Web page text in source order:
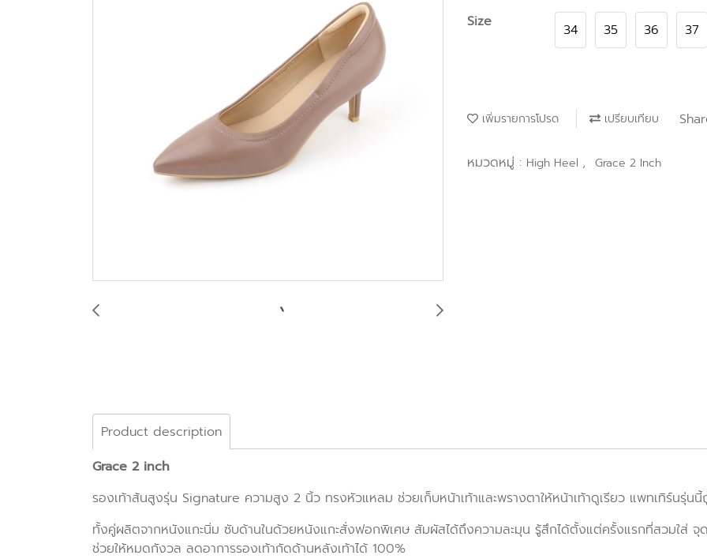
Size 34 35 36 37
เพิ่มรายการโปรด เปรียบเทียบ
หมวดหมู่ : High Heel , Grace 2 Inch
Product description
Grace 2 inch
รองเท้าส้นสูงรุ่น Signature ความสูง 2 นิ้ว ทรงหัวแหลม ช่วยเก็บหน้าเท้าและพรางตาให้หน้าเท้าดูเรียว แพทเทิร์นรุ่นนี้
ทั้งคู่ผลิตจากหนังแกะนิ่ม ซับด้านในด้วยหนังแกะสั่งฟอกพิเศษ สัมผัสได้ถึงความละมุน รู้สึกได้ตั้งแต่ครั้งแรกที่สวมใส่
ช่วยให้หมดกังวล ลดอาการรองเท้ากัดด้านหลังเท้าได้ 100%